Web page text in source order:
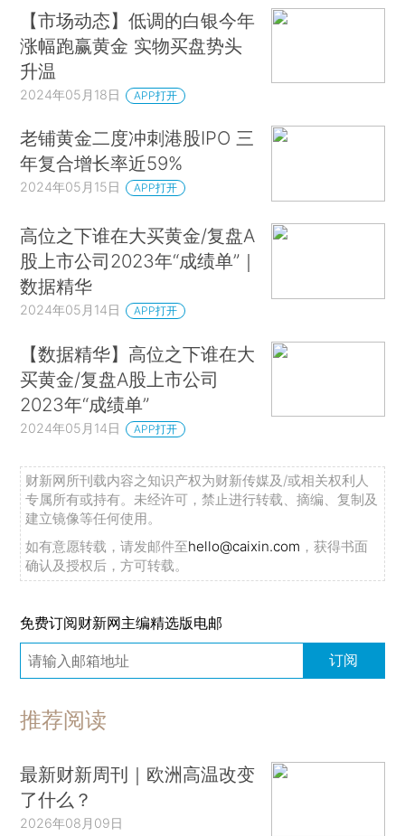
【市场动态】低调的白银今年
涨幅跑赢黄金 实物买盘势头
升温
2024年05月18日 APP打开
老铺黄金二度冲刺港股IPO 三
年复合增长率近59%
2024年05月15日 APP打开
高位之下谁在大买黄金/复盘A
股上市公司2023年“成绩单”｜
数据精华
2024年05月14日 APP打开
【数据精华】高位之下谁在大
买黄金/复盘A股上市公司
2023年“成绩单”
2024年05月14日 APP打开
财新网所刊载内容之知识产权为财新传媒及/或相关权利人
专属所有或持有。未经许可，禁止进行转载、摘编、复制及
建立镜像等任何使用。
如有意愿转载，请发邮件至hello@caixin.com ，获得书面
确认及授权后，方可转载。
免费订阅财新网主编精选版电邮
订阅
推荐阅读
最新财新周刊｜欧洲高温改变
了什么？
2026年08月09日